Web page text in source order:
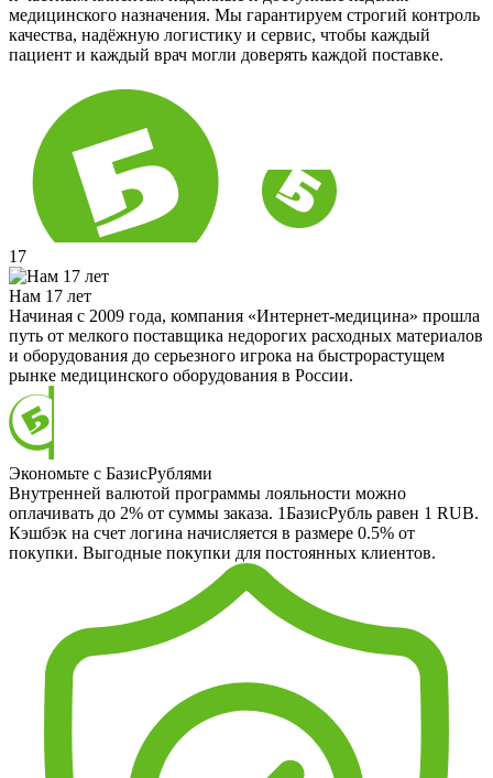
медицинского назначения. Мы гарантируем строгий контроль
качества, надёжную логистику и сервис, чтобы каждый
пациент и каждый врач могли доверять каждой поставке.
17
Нам 17 лет
Начиная с 2009 года, компания «Интернет-медицина» прошла
путь от мелкого поставщика недорогих расходных материалов
и оборудования до серьезного игрока на быстрорастущем
рынке медицинского оборудования в России.
Экономьте с БазисРублями
Внутренней валютой программы лояльности можно
оплачивать до 2% от суммы заказа. 1БазисРубль равен 1 RUB.
Кэшбэк на счет логина начисляется в размере 0.5% от
покупки. Выгодные покупки для постоянных клиентов.